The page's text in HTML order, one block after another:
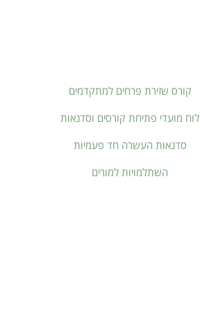
קורס שזירת פרחים למתקדמים
לוח מועדי פתיחת קורסים וסדנאות
סדנאות העשרה חד פעמיות
השתלמויות למורים